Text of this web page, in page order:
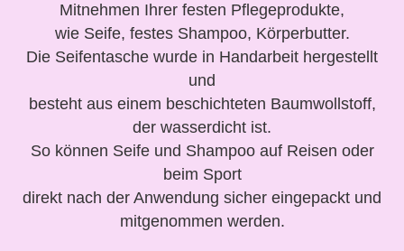
Mitnehmen Ihrer festen Pflegeprodukte,
wie Seife, festes Shampoo, Körperbutter.
Die Seifentasche wurde in Handarbeit hergestellt
und
besteht aus einem beschichteten Baumwollstoff,
der wasserdicht ist.
So können Seife und Shampoo auf Reisen oder
beim Sport
direkt nach der Anwendung sicher eingepackt und
mitgenommen werden.